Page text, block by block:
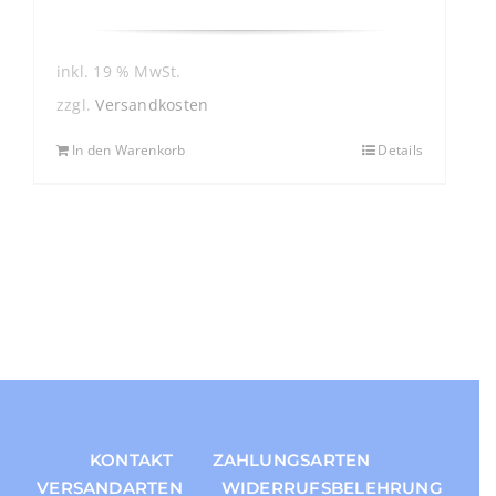
inkl. 19 % MwSt.
zzgl.Versandkosten
In den Warenkorb Details
KONTAKT
ZAHLUNGSARTEN
VERSANDARTEN
WIDERRUFSBELEHRUNG